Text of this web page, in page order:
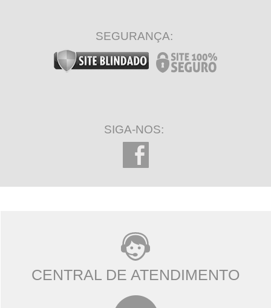
SEGURANÇA:
SIGA-NOS:
CENTRAL DE ATENDIMENTO